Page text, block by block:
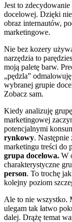
Jest to
docelowej. Dzięki
obraz internautów,
marketingowe.
Nie bez kozery
narzędzia to
moją paletę barw.
„pędzla”
wybranej grupie
Zobacz sam.
Kiedy analizuję
marketingowej
potencjalnymi
rynkowy. Następnie
marketingu treści do
grupa docelowa. W
charakterystyczne
person. To trochę
kolejny poziom
Ale to nie wszystko.
ulegam tak łatwo
dalej. Drążę temat